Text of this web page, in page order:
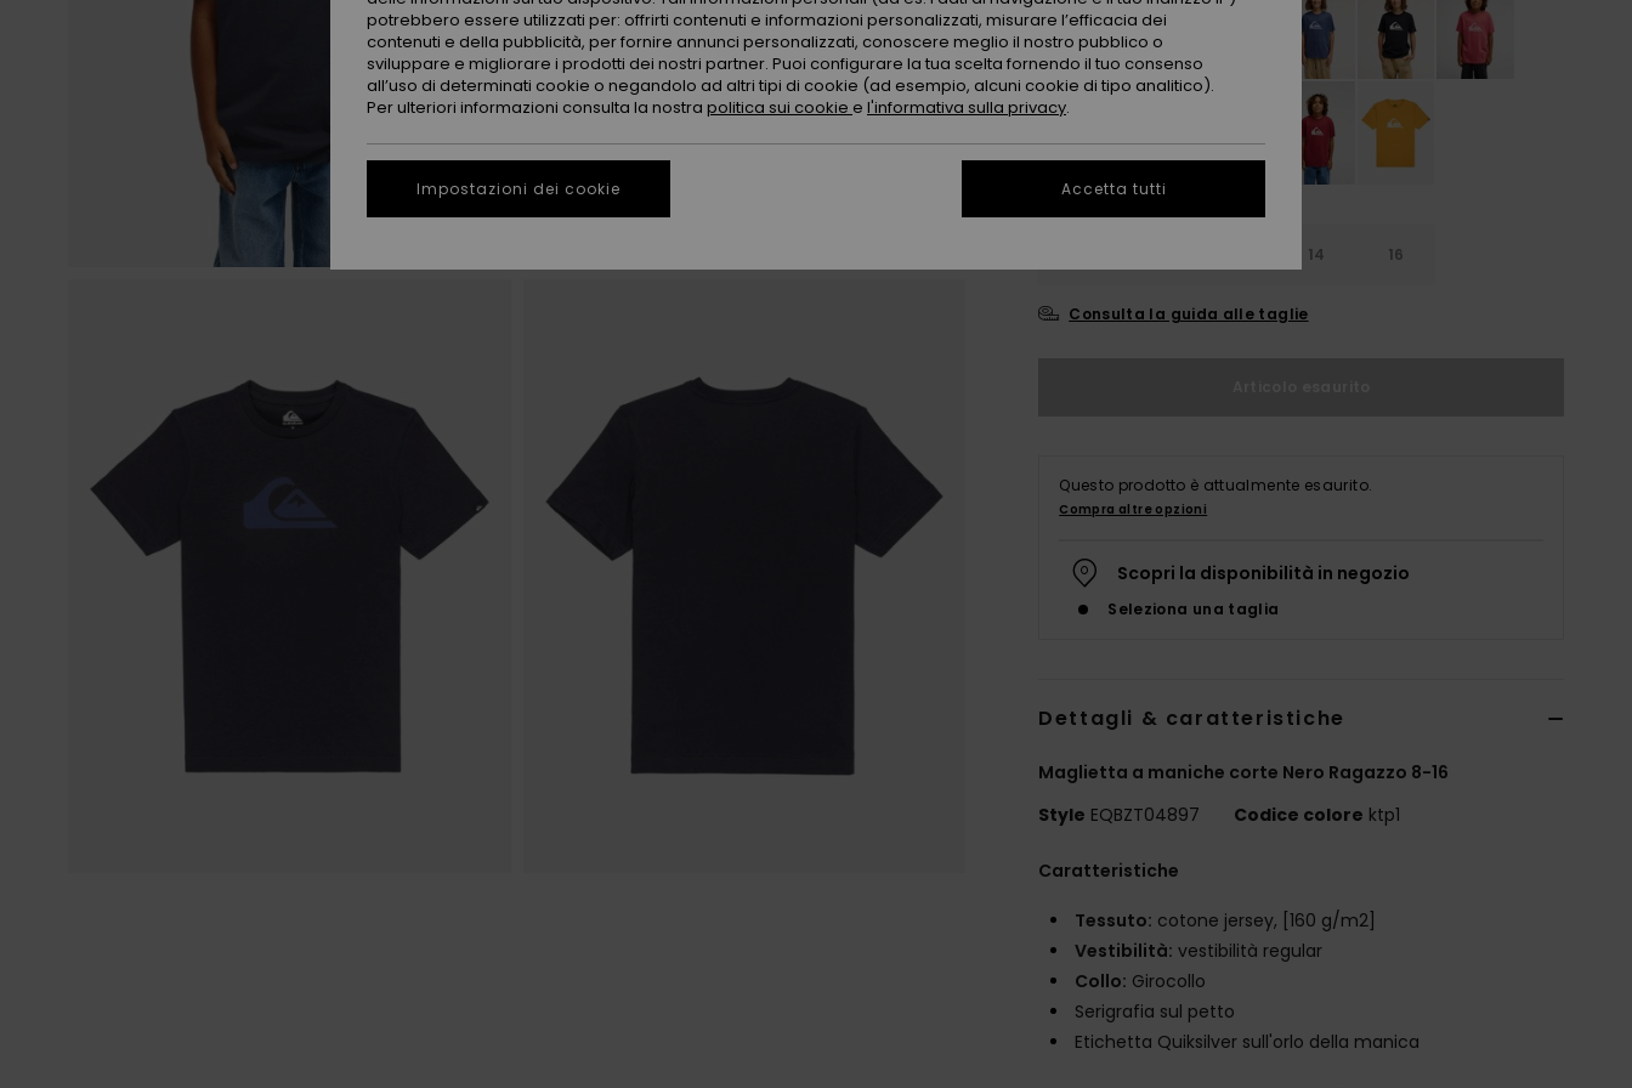
14 16
Consulta la guida alle taglie
Questo prodotto è attualmente esaurito.
Compra altre opzioni
Scopri la disponibilità in negozio
Seleziona una taglia
Dettagli & caratteristiche
Maglietta a maniche corte Nero Ragazzo 8-16
Style EQBZT04897 Codice colore ktp1
Caratteristiche
Tessuto: cotone jersey, [160 g/m2]
Vestibilità: vestibilità regular
Collo: Girocollo
Serigrafia sul petto
Etichetta Quiksilver sull'orlo della manica
potrebbero essere utilizzati per: offrirti contenuti e informazioni personalizzati, misurare l’efficacia dei
contenuti e della pubblicità, per fornire annunci personalizzati, conoscere meglio il nostro pubblico o
sviluppare e migliorare i prodotti dei nostri partner. Puoi configurare la tua scelta fornendo il tuo consenso
all’uso di determinati cookie o negandolo ad altri tipi di cookie (ad esempio, alcuni cookie di tipo analitico).
Per ulteriori informazioni consulta la nostra politica sui cookie e l'informativa sulla privacy.
Impostazioni dei cookie Accetta tutti